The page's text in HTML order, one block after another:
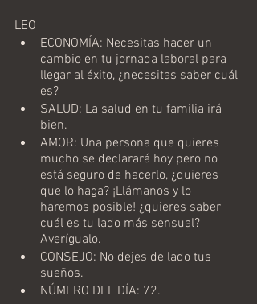
LEO
ECONOMÍA: Necesitas hacer un
cambio en tu jornada laboral para
llegar al éxito, ¿necesitas saber cuál
es?
SALUD: La salud en tu familia irá
bien.
AMOR: Una persona que quieres
mucho se declarará hoy pero no
está seguro de hacerlo, ¿quieres
que lo haga? ¡Llámanos y lo
haremos posible! ¿quieres saber
cuál es tu lado más sensual?
Averígualo.
CONSEJO: No dejes de lado tus
sueños.
NÚMERO DEL DÍA: 72.